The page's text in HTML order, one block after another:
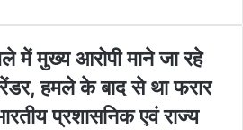
में मुख्य आरोपी माने जा रहे
हमले के बाद से था फरार
प्रशासनिक एवं राज्य